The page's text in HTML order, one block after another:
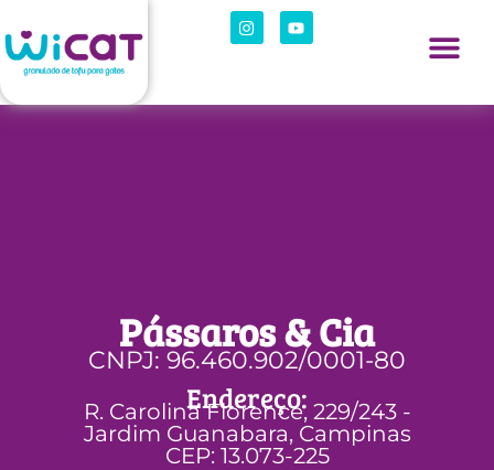
Pássaros & Cia
CNPJ: 96.460.902/0001-80
Endereço:
R. Carolina Florence, 229/243 -
Jardim Guanabara, Campinas
CEP: 13.073-225